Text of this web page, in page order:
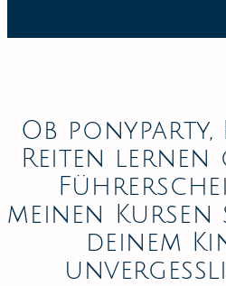
Ob ponyparty,
Reiten lernen
meinen
deinem